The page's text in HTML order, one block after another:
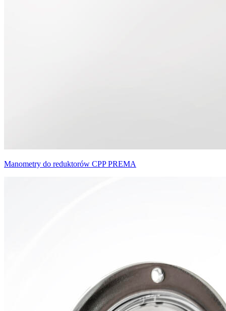
Manometry do reduktorów CPP PREMA